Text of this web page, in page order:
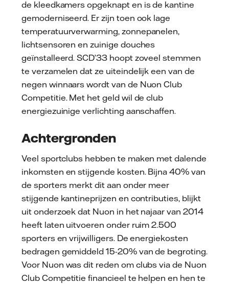
de kleedkamers opgeknapt en is de kantine
gemoderniseerd. Er zijn toen ook lage
temperatuurverwarming, zonnepanelen,
lichtsensoren en zuinige douches
geïnstalleerd. SCD’33 hoopt zoveel stemmen
te verzamelen dat ze uiteindelijk een van de
negen winnaars wordt van de Nuon Club
Competitie. Met het geld wil de club
energiezuinige verlichting aanschaffen.
Achtergronden
Veel sportclubs hebben te maken met dalende
inkomsten en stijgende kosten. Bijna 40% van
de sporters merkt dit aan onder meer
stijgende kantineprijzen en contributies, blijkt
uit onderzoek dat Nuon in het najaar van 2014
heeft laten uitvoeren onder ruim 2.500
sporters en vrijwilligers. De energiekosten
bedragen gemiddeld 15-20% van de begroting.
Voor Nuon was dit reden om clubs via de Nuon
Club Competitie financieel te helpen en hen te